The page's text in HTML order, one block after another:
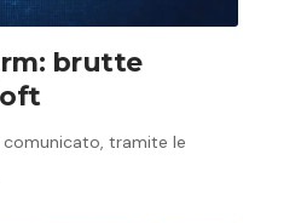
brutte
tramite le